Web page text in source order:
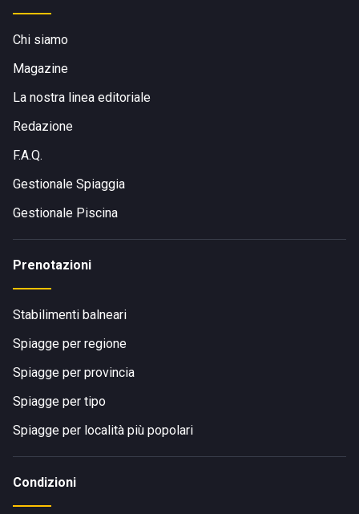
Chi siamo
Magazine
La nostra linea editoriale
Redazione
F.A.Q.
Gestionale Spiaggia
Gestionale Piscina
Prenotazioni
Stabilimenti balneari
Spiagge per regione
Spiagge per provincia
Spiagge per tipo
Spiagge per località più popolari
Condizioni